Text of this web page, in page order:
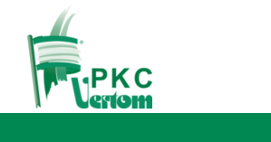
naar
inhoud